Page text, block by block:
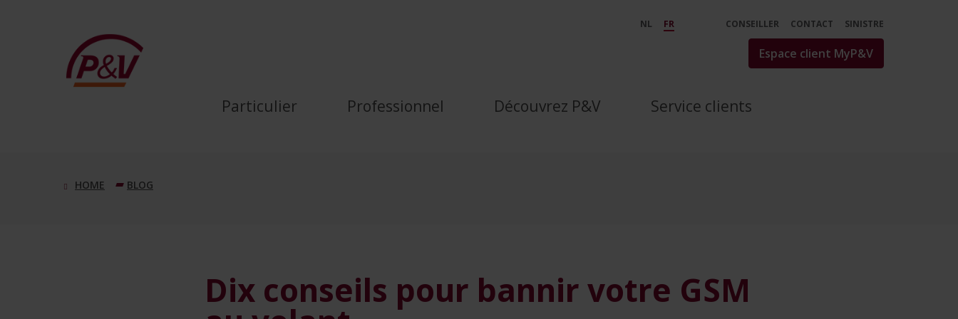
Dix conseils pour bannir votre GSM au volant - P&amp;V
NL FR CONSEILLER CONTACT SINISTRE
Espace client MyP&V
Particulier Professionnel Découvrez P&V Service clients
BLOG
Dix conseils pour bannir votre GSM